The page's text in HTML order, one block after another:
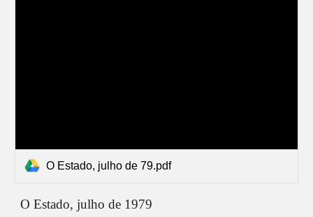
O Estado, julho de 79.pdf
O Estado,julho de 1979